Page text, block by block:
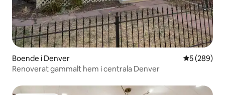
Boende i Denver 5 av 5 i
5 (289)
Renoverat gammalt hem i centrala Denver